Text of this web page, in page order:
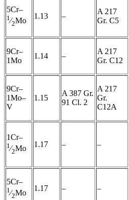
5Cr–
1 ⁄2Mo
1.13 –
A 217
Gr. C5
9Cr–
1Mo
1.14 –
A 217
Gr. C12
9Cr–
1Mo–
V
1.15
A 387 Gr.
91 Cl. 2
A 217
Gr.
C12A
1Cr–
1 ⁄2Mo 1.17 – –
5Cr–
1 ⁄2Mo
1.17 – –